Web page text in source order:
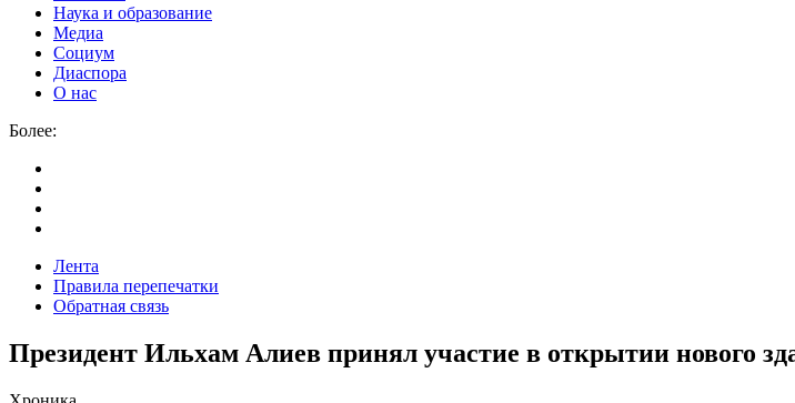
Наука и образование
Медиа
Социум
Диаспора
О нас
Более:
Лента
Правила перепечатки
Обратная связь
Президент Ильхам Алиев принял участие в открытии нового